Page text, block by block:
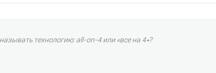
технологию: all-on-4 или «все на 4»?